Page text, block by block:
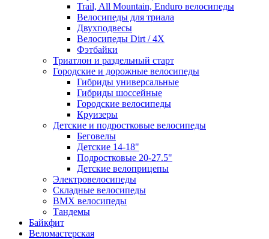
Trail, All Mountain, Enduro велосипеды
Велосипеды для триала
Двухподвесы
Велосипеды Dirt / 4X
Фэтбайки
Триатлон и раздельный старт
Городские и дорожные велосипеды
Гибриды универсальные
Гибриды шоссейные
Городские велосипеды
Круизеры
Детские и подростковые велосипеды
Беговелы
Детские 14-18"
Подростковые 20-27.5"
Детские велоприцепы
Электровелосипеды
Складные велосипеды
BMX велосипеды
Тандемы
Байкфит
Веломастерская